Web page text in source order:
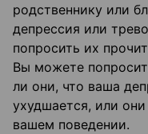
родственнику или
депрессия или
попросить их
Вы можете
ли они, что ваша
ухудшается, или
вашем поведении.